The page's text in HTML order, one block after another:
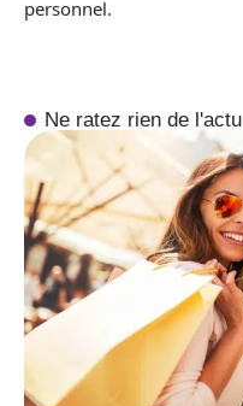
personnel.
Ne ratez rien de l'actu